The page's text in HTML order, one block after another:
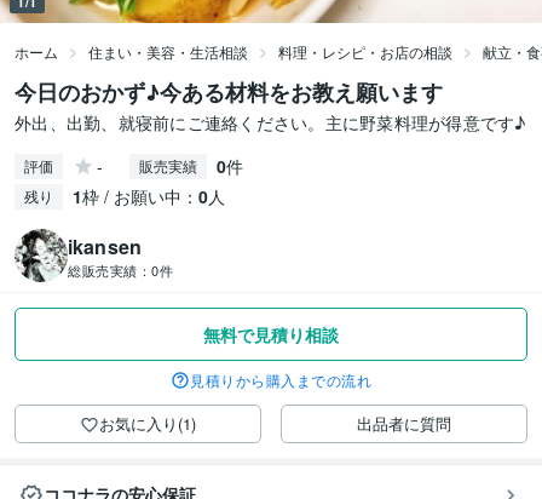
ホーム 住まい・美容・生活相談 料理・レシピ・お店の相談 献立・
今日のおかず♪今ある材料をお教え願います
外出、出勤、就寝前にご連絡ください。主に野菜料理が得意です♪
評価 - 販売実績 0件
残り 1枠 / お願い中： 0人
ikansen
総販売実績： 0件
無料で見積り相談
見積りから購入までの流れ
お気に入り(1) 出品者に質問